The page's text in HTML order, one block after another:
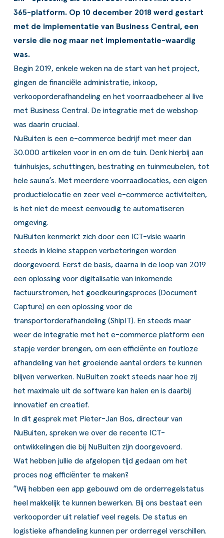
365-platform. Op 10 december 2018 werd gestart
met de implementatie van Business Central , een
versie die nog maar net implementatie-waardig
was.
Begin 2019, enkele weken na de start van het project,
gingen de financiële administratie, inkoop,
verkooporderafhandeling en het voorraadbeheer al live
met Business Central. De integratie met de webshop
was daarin cruciaal.
NuBuiten is een e-commerce bedrijf met meer dan
30.000 artikelen voor in en om de tuin. Denk hierbij aan
tuinhuisjes, schuttingen, bestrating en tuinmeubelen, tot
hele sauna’s. Met meerdere voorraadlocaties, een eigen
productielocatie en zeer veel e-commerce activiteiten,
is het niet de meest eenvoudig te automatiseren
omgeving.
NuBuiten kenmerkt zich door een ICT-visie waarin
steeds in kleine stappen verbeteringen worden
doorgevoerd. Eerst de basis, daarna in de loop van 2019
een oplossing voor digitalisatie van inkomende
factuurstromen, het goedkeuringsproces (Document
Capture) en een oplossing voor de
transportorderafhandeling (ShipIT). En steeds maar
weer de integratie met het e-commerce platform een
stapje verder brengen, om een efficiënte en foutloze
afhandeling van het groeiende aantal orders te kunnen
blijven verwerken. NuBuiten zoekt steeds naar hoe zij
het maximale uit de software kan halen en is daarbij
innovatief en creatief.
In dit gesprek met Pieter-Jan Bos, directeur van
NuBuiten, spreken we over de recente ICT-
ontwikkelingen die bij NuBuiten zijn doorgevoerd.
Wat hebben jullie de afgelopen tijd gedaan om het
proces nog efficiënter te maken?
“Wij hebben een app gebouwd om de orderregelstatus
heel makkelijk te kunnen bewerken. Bij ons bestaat een
verkooporder uit relatief veel regels. De status en
logistieke afhandeling kunnen per orderregel verschillen.